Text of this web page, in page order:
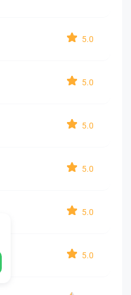
5.0
5.0
5.0
5.0
5.0
5.0